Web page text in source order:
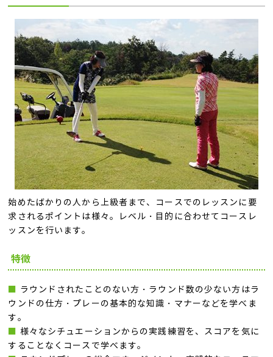
始めたばかりの人から上級者まで、コースでのレッスンに要
求されるポイントは様々。レベル・目的に合わせてコースレ
ッスンを行います。
特徴
ラウンドされたことのない方・ラウンド数の少ない方はラ
ウンドの仕方・プレーの基本的な知識・マナーなどを学べま
す。
様々なシチュエーションからの実践練習を、スコアを気に
することなくコースで学べます。